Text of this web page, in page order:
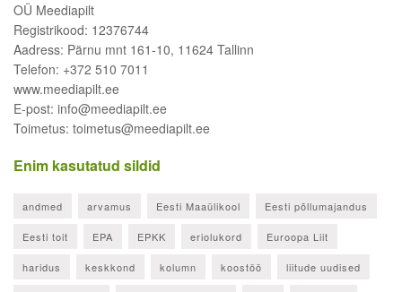
OÜ Meediapilt
Registrikood: 12376744
Aadress: Pärnu mnt 161-10, 11624 Tallinn
Telefon: +372 510 7011
www.meediapilt.ee
E-post: info@meediapilt.ee
Toimetus: toimetus@meediapilt.ee
Enim kasutatud sildid
andmed arvamus Eesti Maaülikool Eesti põllumajandus
Eesti toit EPA EPKK eriolukord Euroopa Liit
haridus keskkond kolumn koostöö liitude uudised